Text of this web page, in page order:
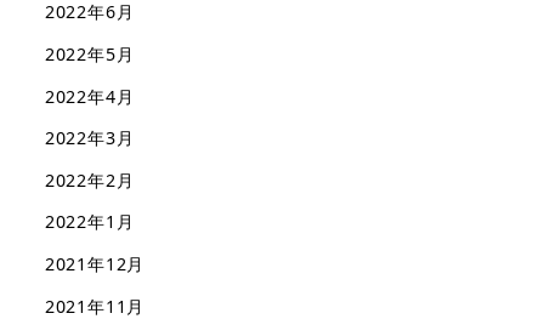
2022年6月
2022年5月
2022年4月
2022年3月
2022年2月
2022年1月
2021年12月
2021年11月